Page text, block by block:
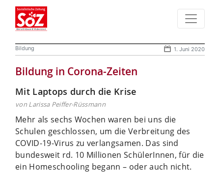
Bildung 1. Juni 2020
Bildung in Corona-Zeiten
Mit Laptops durch die Krise
von Larissa Peiffer-Rüssmann
Mehr als sechs Wochen waren bei uns die
Schulen geschlossen, um die Verbreitung des
COVID-19-Virus zu verlangsamen. Das sind
bundesweit rd. 10 Millionen SchülerInnen, für die
ein Homeschooling begann – oder auch nicht.